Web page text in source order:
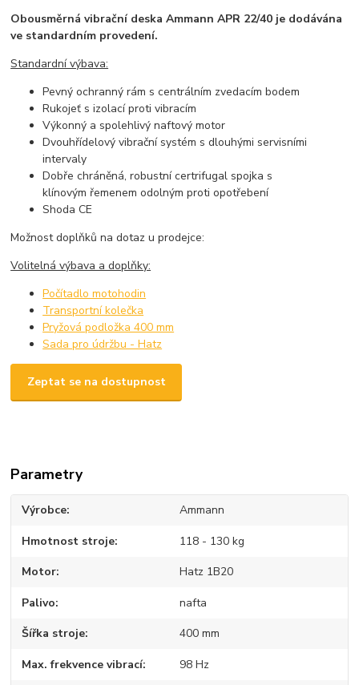
Obousměrná vibrační deska Ammann APR 22/40 je dodávána
ve standardním provedení.
Standardní výbava:
Pevný ochranný rám s centrálním zvedacím bodem
Rukojeť s izolací proti vibracím
Výkonný a spolehlivý naftový motor
Dvouhřídelový vibrační systém s dlouhými servisními
intervaly
Dobře chráněná, robustní certrifugal spojka s
klínovým řemenem odolným proti opotřebení
Shoda CE
Možnost doplňků na dotaz u prodejce:
Volitelná výbava a doplňky:
Počítadlo motohodin
Transportní kolečka
Pryžová podložka 400 mm
Sada pro údržbu - Hatz
Zeptat se na dostupnost
Parametry
Výrobce Ammann
Hmotnost stroje 118 - 130 kg
Motor Hatz 1B20
Palivo nafta
Šířka stroje 400 mm
Max. frekvence vibrací 98 Hz